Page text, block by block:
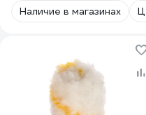
Наличие в магазинах